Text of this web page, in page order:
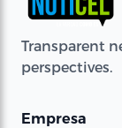
Transparent
perspectives.
Empresa